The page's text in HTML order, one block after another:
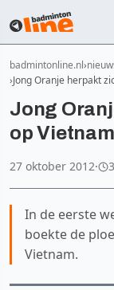
badmintonline.nl
Jong Oranje herpakt
Jong
op Vietnam
27 oktober 2012·
In de eerste
boekte de
Vietnam.